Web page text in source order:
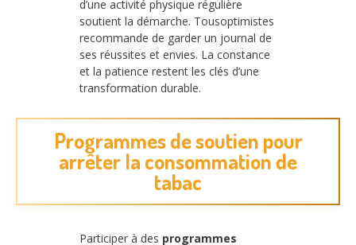
d’une activité physique régulière
soutient la démarche. Tousoptimistes
recommande de garder un journal de
ses réussites et envies. La constance
et la patience restent les clés d’une
transformation durable.
Programmes de soutien pour
arrêter la consommation de
tabac
Participer à des programmes